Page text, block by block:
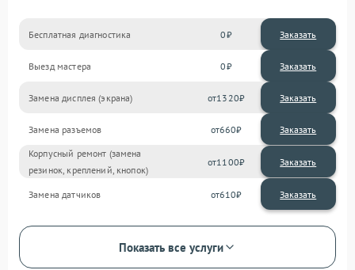
Бесплатная диагностика 0 Заказать
Выезд мастера 0 Заказать
Замена дисплея (экрана) 1320
Замена разъемов 660
Корпусный ремонт (замена
резинок, креплений, кнопок)
1100
Замена датчиков 610
Показать все услуги